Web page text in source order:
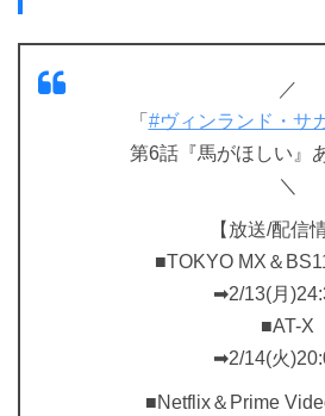
／
「 #ヴィンランド・サ
第6話『馬がほしい』
＼
【放送/配信
■TOKYO MX＆
➡2/13(月
■AT-X
➡2/14(火
■Netflix＆Prime